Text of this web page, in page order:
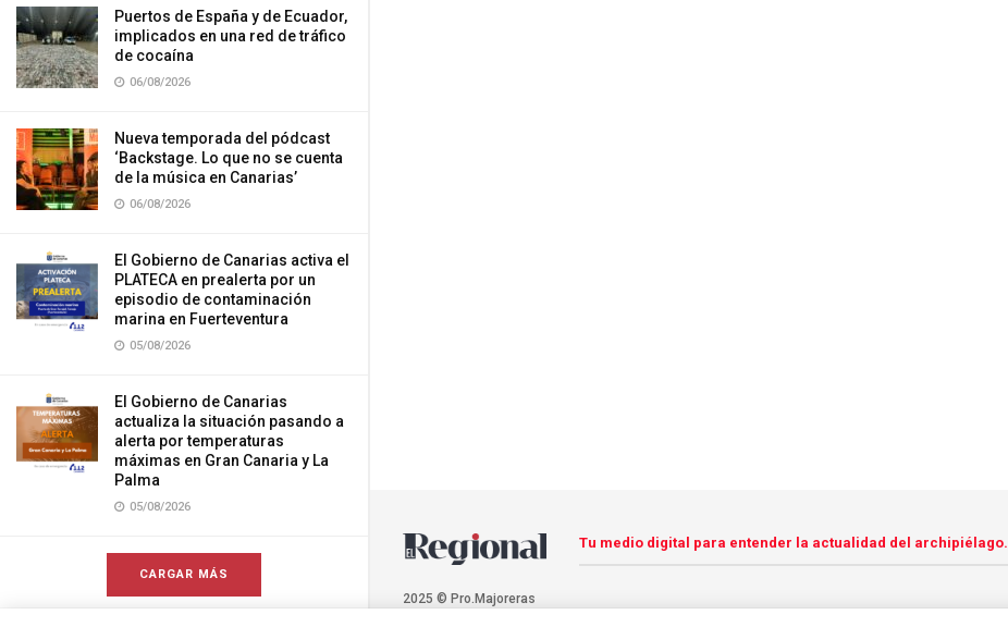
Puertos de España y de Ecuador,
implicados en una red de tráfico
de cocaína
06/08/2026
Nueva temporada del pódcast
‘Backstage. Lo que no se cuenta
de la música en Canarias’
06/08/2026
El Gobierno de Canarias activa el
PLATECA en prealerta por un
episodio de contaminación
marina en Fuerteventura
05/08/2026
El Gobierno de Canarias
actualiza la situación pasando a
alerta por temperaturas
máximas en Gran Canaria y La
Palma
05/08/2026
CARGAR MÁS
2025 © Pro.Majoreras
Tu medio digital para entender la actualidad del archipiélago.